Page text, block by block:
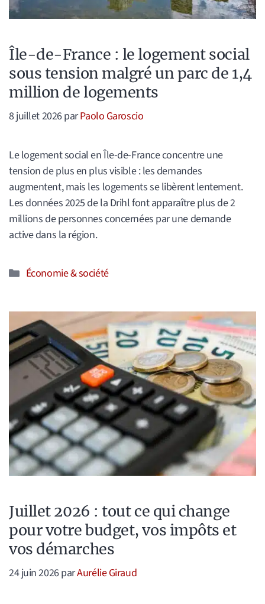
Île-de-France : le logement social
sous tension malgré un parc de 1,4
million de logements
8 juillet 2026parPaolo Garoscio
Le logement social en Île-de-France concentre une
tension de plus en plus visible : les demandes
augmentent, mais les logements se libèrent lentement.
Les données 2025 de la Drihl font apparaître plus de 2
millions de personnes concernées par une demande
active dans la région.
Catégories
Économie & société
Juillet 2026 : tout ce qui change
pour votre budget, vos impôts et
vos démarches
24 juin 2026parAurélie Giraud